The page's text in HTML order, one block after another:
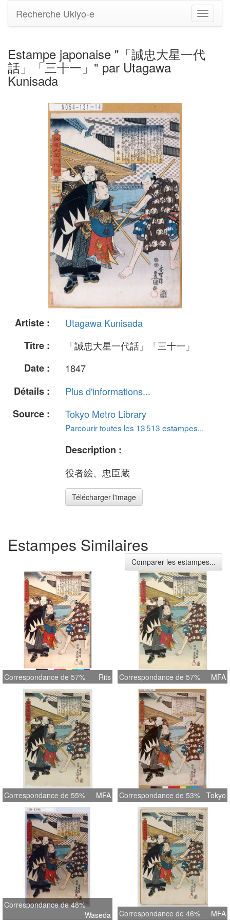
Basculer
la
Recherche Ukiyo-e
Estampe japonaise "「誠忠大星一代
話」「三十一」" par Utagawa
Kunisada
Artiste :
Utagawa Kunisada
Titre :
「誠忠大星一代話」「三十一」
Date :
1847
Détails :
Plus d'informations...
Source :
Tokyo Metro Library
Parcourir toutes les 13 513 estampes...
Description :
役者絵、忠臣蔵
Télécharger l'image
Estampes Similaires
Comparer les estampes...
Correspondance de 57% Rits Correspondance de 57% MFA
Correspondance de 55% MFA Correspondance de 53% Tokyo
Correspondance de 48%
Waseda
Correspondance de 46% MFA